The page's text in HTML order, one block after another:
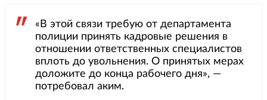
«В этой связи требую от департамента
полиции принять кадровые решения в
отношении ответственных специалистов
вплоть до увольнения. О принятых мерах
доложите до конца рабочего дня», —
потребовал аким.